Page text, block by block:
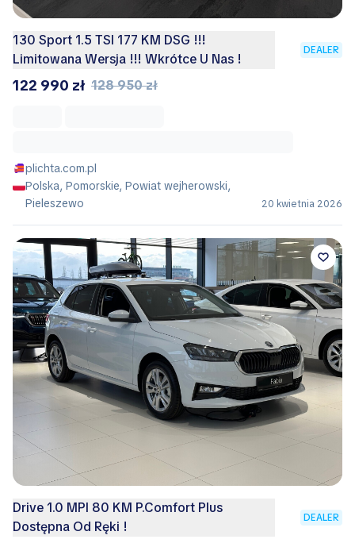
130 Sport 1.5 TSI 177 KM DSG !!!
Limitowana Wersja !!! Wkrótce U Nas !
DEALER
122 990 zł 128 950 zł
plichta.com.pl
Polska, Pomorskie, Powiat wejherowski,
Pieleszewo
20 kwietnia 2026
Drive 1.0 MPI 80 KM P.Comfort Plus
Dostępna Od Ręki !
DEALER